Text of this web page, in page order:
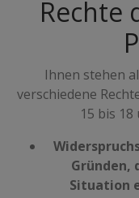
Rechte
Ihnen stehen
verschiedene
15 bis 18
Gründen,
Situation